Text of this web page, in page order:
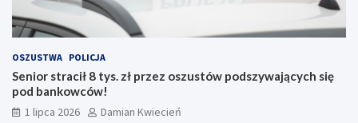
OSZUSTWA POLICJA
Senior stracił 8 tys. zł przez oszustów podszywających się
pod bankowców!
1 lipca 2026
Damian Kwiecień